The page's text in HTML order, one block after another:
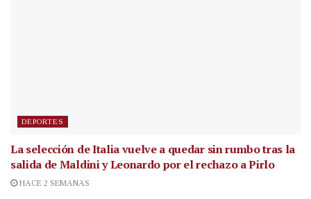
DEPORTES
La selección de Italia vuelve a quedar sin rumbo tras la
salida de Maldini y Leonardo por el rechazo a Pirlo
HACE 2 SEMANAS